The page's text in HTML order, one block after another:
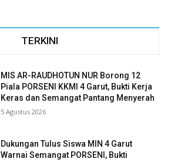
TERKINI
MIS AR-RAUDHOTUN NUR Borong 12
Piala PORSENI KKMI 4 Garut, Bukti Kerja
Keras dan Semangat Pantang Menyerah
5 Agustus 2026
Dukungan Tulus Siswa MIN 4 Garut
Warnai Semangat PORSENI, Bukti